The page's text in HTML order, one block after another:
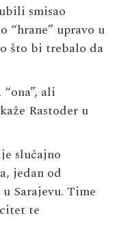
smisao
“hrane” upravo u
što bi trebalo da
ali
Rastoder u
slučajno
jedan od
Sarajevu. Time
te